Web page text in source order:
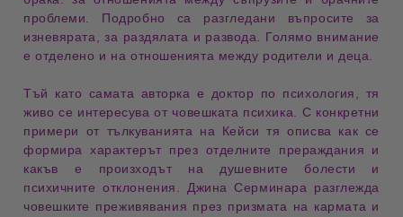
проблеми . Подробно са разгледани въпросите за
изневярата
, за раздялата и развода . Голямо внимание
е отделено и на отношенията между родители и деца
Тъй като самата авторка е доктор по психология
, тя
живо се интересува от човешката психика . С конкретни
примери
от тълкуванията на Кейси тя описва как се
формира характерът през отделните прераждания и
какъв е произходът на душевните болести и
психичните отклонения
Джина Серминара разглежда
човешките преживявания през призмата на кармата и